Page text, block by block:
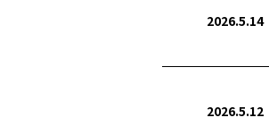
2026.5.14
2026.5.12